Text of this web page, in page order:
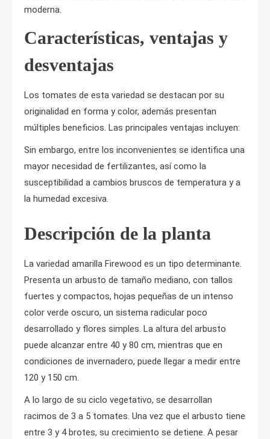
moderna.
Características, ventajas y
desventajas
Los tomates de esta variedad se destacan por su
originalidad en forma y color, además presentan
múltiples beneficios. Las principales ventajas incluyen:
Sin embargo, entre los inconvenientes se identifica una
mayor necesidad de fertilizantes, así como la
susceptibilidad a cambios bruscos de temperatura y a
la humedad excesiva.
Descripción de la planta
La variedad amarilla Firewood es un tipo determinante.
Presenta un arbusto de tamaño mediano, con tallos
fuertes y compactos, hojas pequeñas de un intenso
color verde oscuro, un sistema radicular poco
desarrollado y flores simples. La altura del arbusto
puede alcanzar entre 40 y 80 cm, mientras que en
condiciones de invernadero, puede llegar a medir entre
120 y 150 cm.
A lo largo de su ciclo vegetativo, se desarrollan
racimos de 3 a 5 tomates. Una vez que el arbusto tiene
entre 3 y 4 brotes, su crecimiento se detiene. A pesar